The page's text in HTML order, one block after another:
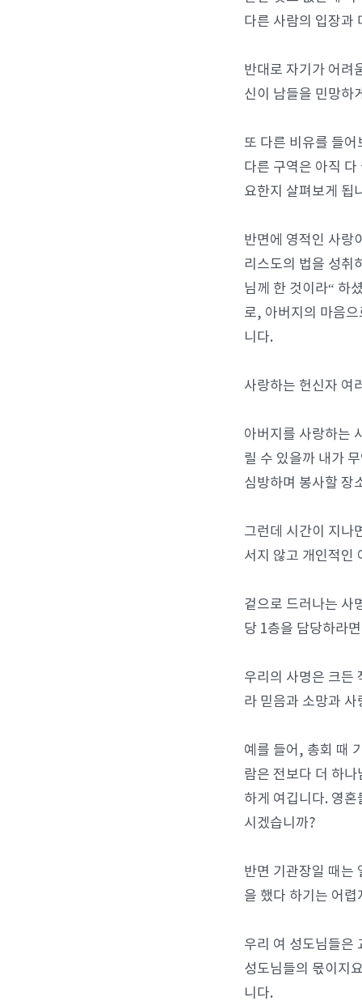
다른 사람의 입장과
반대로 자기가 어려
신이 남들을 민망하
또 다른 비유를 들
다른 구역은 아직
요한지 살펴보게 됩
반면에 영적인 사랑
리스도의 법을 성취
님께 한 것이라“ 하
로, 아버지의 마음
니다.
사랑하는 헌신자 여
아버지를 사랑하는
릴 수 있을까 내가
심방하며 봉사할 장
그런데 시간이 지나
서지 않고 개인적인
겉으로 드러나는 사
당 1층을 담당하라
우리의 사명은 크든
라 믿음과 소망과
예를 들어, 총회 때
람은 전보다 더 하
하게 여깁니다. 영
시겠습니까?
반면 기관장일 때는
을 했다 하기는 어렵
우리 여 성도님들은
성도님들의 몫이지
니다.